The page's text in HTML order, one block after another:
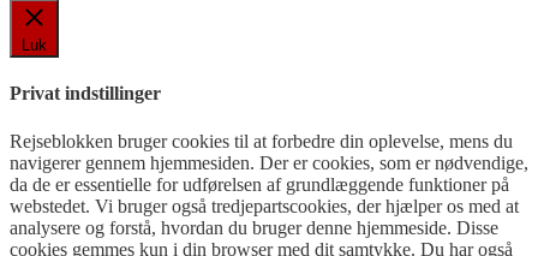
Luk
Privat indstillinger
Rejseblokken bruger cookies til at forbedre din oplevelse, mens du
navigerer gennem hjemmesiden. Der er cookies, som er nødvendige,
da de er essentielle for udførelsen af ​​grundlæggende funktioner på
webstedet. Vi bruger også tredjepartscookies, der hjælper os med at
analysere og forstå, hvordan du bruger denne hjemmeside. Disse
cookies gemmes kun i din browser med dit samtykke. Du har også